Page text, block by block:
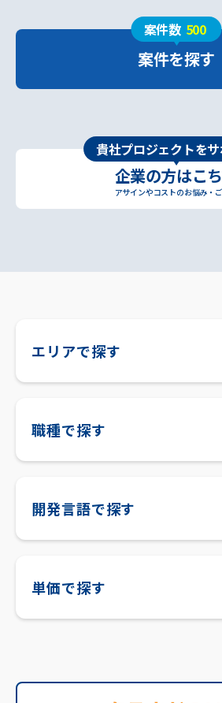
案件数 500
案件を探す
貴社プロジェクトを
企業の方はこ
アサインやコストのお悩み・
エリアで探す
職種で探す
開発言語で探す
単価で探す